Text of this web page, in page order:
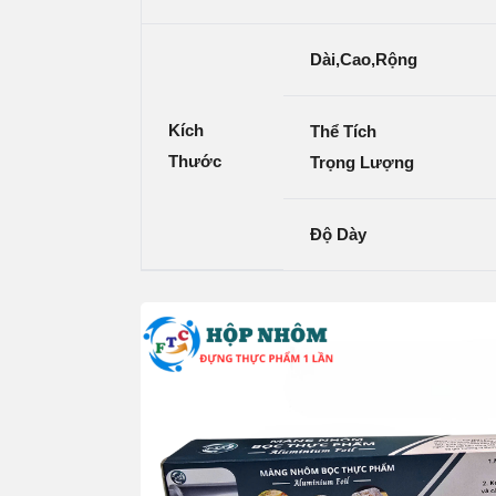
Kích
Thước
Dài,cao,rộng
Thể Tích
Trọng Lượng
Độ Dày